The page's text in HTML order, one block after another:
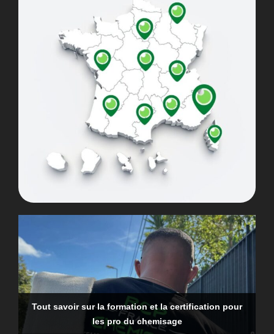
Tout savoir sur la formation et la certification pour
les pro du chemisage
Qui doit faire la recherche de fuite en copropriété ?
Recherche d’une fuite d’eau dans une canalisation
enterrée : comment faire ?